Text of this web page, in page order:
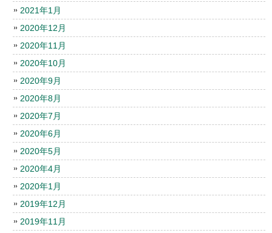
2021年1月
2020年12月
2020年11月
2020年10月
2020年9月
2020年8月
2020年7月
2020年6月
2020年5月
2020年4月
2020年1月
2019年12月
2019年11月